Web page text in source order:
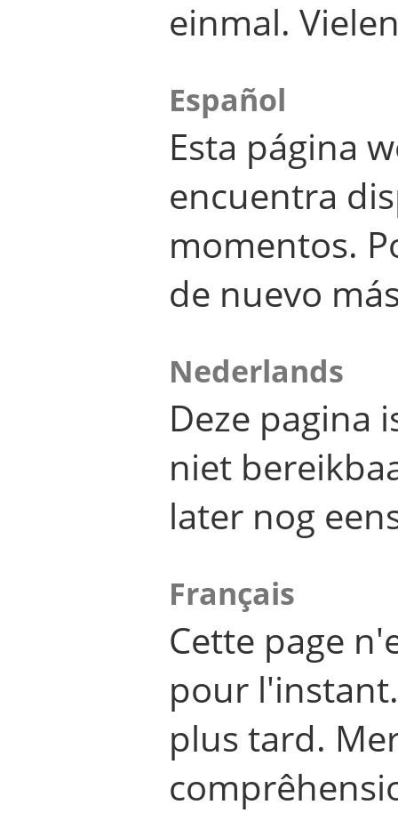
einmal.
Español
Esta página
encuentra
momentos.
de nuevo
Nederlands
Deze pagina
niet
later nog
Français
Cette page
pour
plus tard.